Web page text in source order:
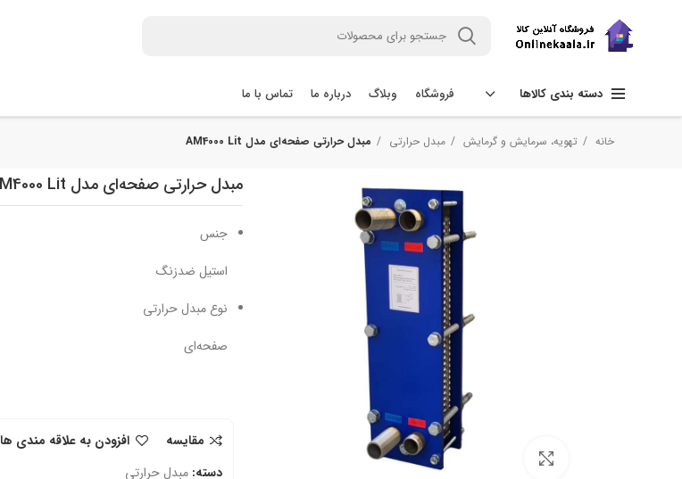
دسته بندی کالاها فروشگاه وبلاگ درباره ما تماس با ما
خانه تهویه، سرمایش و گرمایش مبدل حرارتی مبدل حرارتی صفحه‌ای مدل AM4000 Lit
برای بزرگنمایی کلیک کنید
مبدل حرارتی صفحه‌ای مدل AM4000 Lit
جنس
استیل ضدزنگ
نوع مبدل حرارتی
صفحه‌ای
مقایسه
افزودن به علاقه مندی ها
دسته: مبدل حرارتی